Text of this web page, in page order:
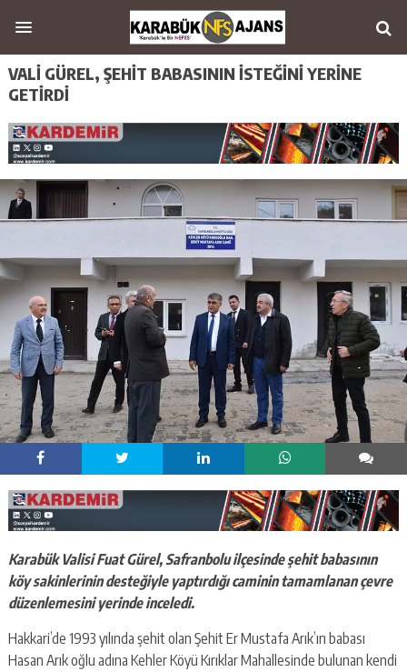
VALİ GÜREL, ŞEHİT BABASININ İSTEĞİNİ YERİNE
GETİRDİ
Karabük Valisi Fuat Gürel, Safranbolu ilçesinde şehit babasının
köy sakinlerinin desteğiyle yaptırdığı caminin tamamlanan çevre
düzenlemesini yerinde inceledi.
Hakkari’de 1993 yılında şehit olan Şehit Er Mustafa Arık’ın babası
Hasan Arık oğlu adına Kehler Köyü Kırıklar Mahallesinde bulunan kendi